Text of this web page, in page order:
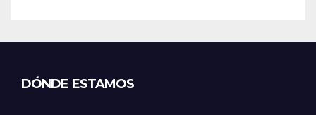
DÓNDE ESTAMOS